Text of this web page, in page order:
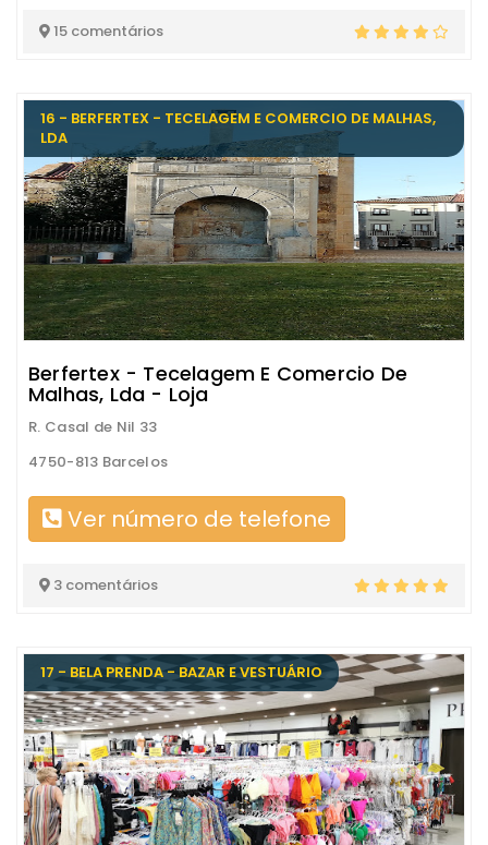
15 comentários
16 - BERFERTEX - TECELAGEM E COMERCIO DE MALHAS,
LDA
Berfertex - Tecelagem E Comercio De
Malhas, Lda - Loja
R. Casal de Nil 33
4750-813 Barcelos
Ver número de telefone
3 comentários
17 - BELA PRENDA - BAZAR E VESTUÁRIO